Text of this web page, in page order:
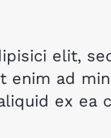
elit,
enim ad
ex ea